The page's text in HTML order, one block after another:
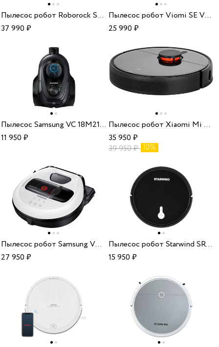
Пылесос робот Roborock S7 white
37 990₽
Пылесос робот Viomi SE V-RVCLM21A
25 990₽
Пылесос Samsung VC 18M21D0VG
11 950₽
Пылесос робот Xiaomi Mi Robot Vacuum-Mop 2 Ultra BHR5195EU
35 950₽
39 950₽ 10%
Пылесос робот Samsung VR 10M7010UW/EV
27 950₽
Пылесос робот Starwind SRV7550
15 950₽